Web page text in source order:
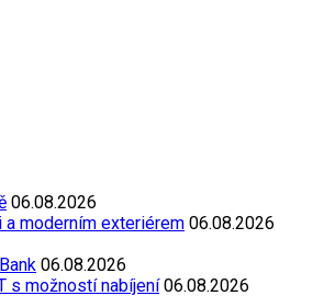
06.08.2026
a moderním exteriérem 06.08.2026
06.08.2026
s možností nabíjení 06.08.2026